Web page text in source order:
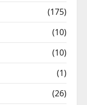
(175)
(10)
(10)
(1)
(26)